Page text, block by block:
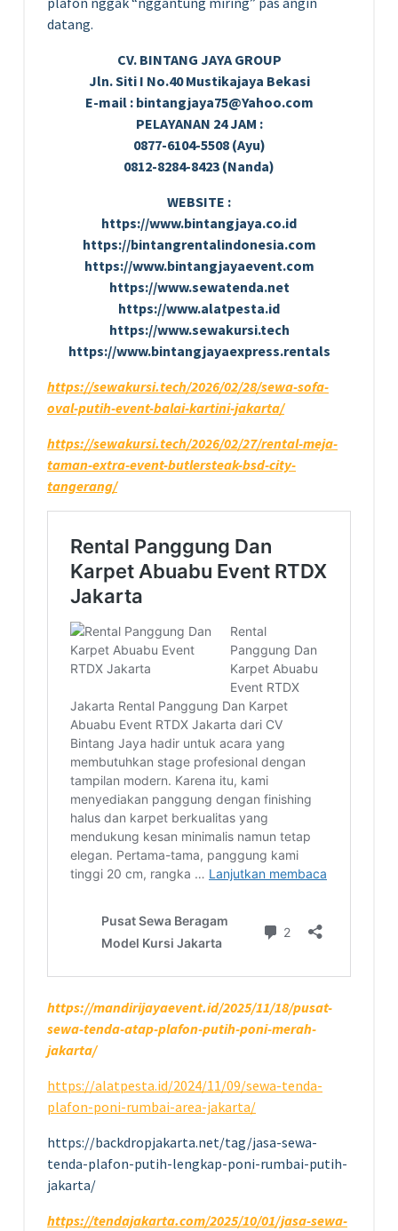
datang.
CV. BINTANG JAYA GROUP
Jln. Siti I No.40 Mustikajaya Bekasi
E-mail : bintangjaya75@Yahoo.com
PELAYANAN 24 JAM :
0877-6104-5508 (Ayu)
0812-8284-8423 (Nanda)
WEBSITE :
https://www.bintangjaya.co.id
https://bintangrentalindonesia.com
https://www.bintangjayaevent.com
https://www.sewatenda.net
https://www.alatpesta.id
https://www.sewakursi.tech
https://www.bintangjayaexpress.rentals
https://sewakursi.tech/2026/02/28/sewa-sofa-
oval-putih-event-balai-kartini-jakarta/
https://sewakursi.tech/2026/02/27/rental-meja-
taman-extra-event-butlersteak-bsd-city-
tangerang/
https://mandirijayaevent.id/2025/11/18/pusat-
sewa-tenda-atap-plafon-putih-poni-merah-
jakarta/
https://alatpesta.id/2024/11/09/sewa-tenda-
plafon-poni-rumbai-area-jakarta/
https://backdropjakarta.net/tag/jasa-sewa-
tenda-plafon-putih-lengkap-poni-rumbai-putih-
jakarta/
https://tendajakarta.com/2025/10/01/jasa-sewa-